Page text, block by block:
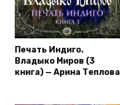
Печать Индиго.
Владыко Миров (3
книга) — Арина Теплова